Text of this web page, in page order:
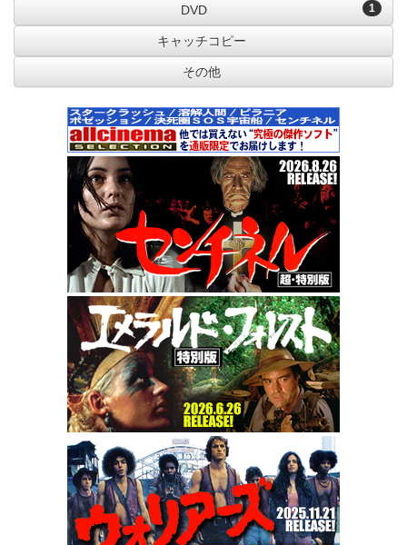
1
DVD
キャッチコピー
その他